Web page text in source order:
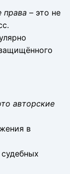
права – это не
авторские
в